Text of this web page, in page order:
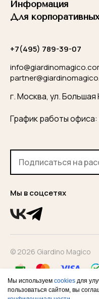
Информация
Для
Мы в соцсетях
+7(495) 789-39-07
г. Москва, ул. Большая
График работы
© 2026 Giardino Magico
Мы используем cookies для
пользоваться сайтом, вы